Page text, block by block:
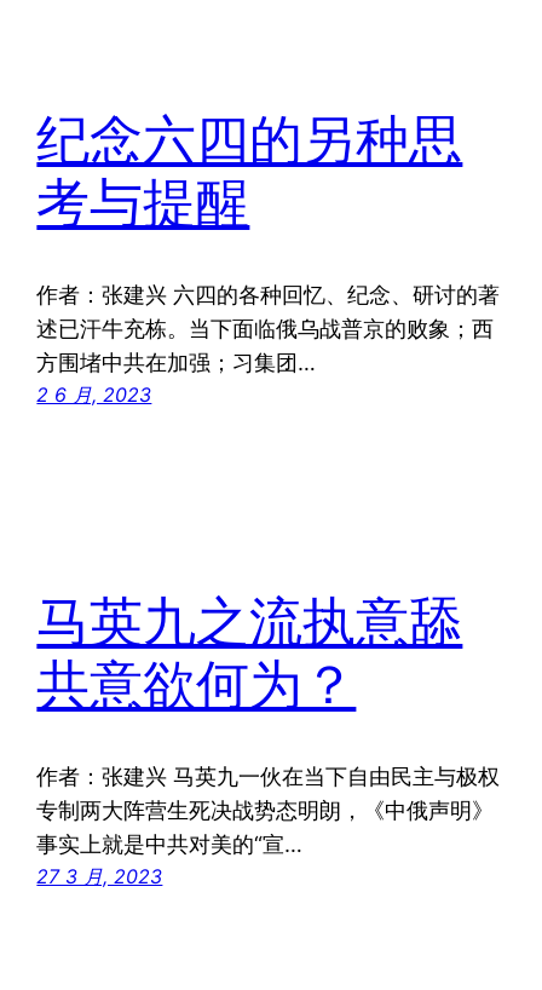
纪念六四的另种思
考与提醒
作者：张建兴 六四的各种回忆、纪念、研讨的著
述已汗牛充栋。当下面临俄乌战普京的败象；西
方围堵中共在加强；习集团…
2 6 月, 2023
马英九之流执意舔
共意欲何为？
作者：张建兴 马英九一伙在当下自由民主与极权
专制两大阵营生死决战势态明朗，《中俄声明》
事实上就是中共对美的“宣…
27 3 月, 2023